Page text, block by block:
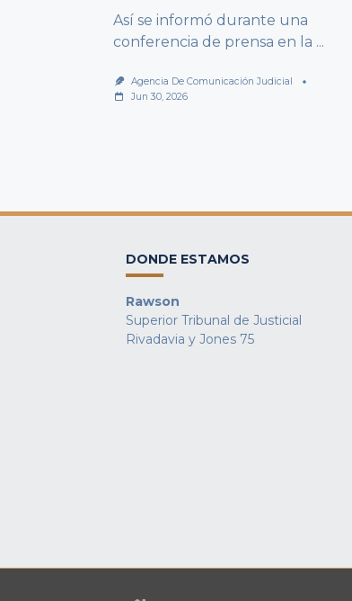
Así se informó durante una
conferencia de prensa en la ...
Agencia De Comunicación Judicial
Jun 30, 2026
DONDE ESTAMOS
Rawson
Superior Tribunal de Justicial
Rivadavia y Jones 75